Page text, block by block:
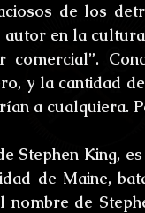
Tenebris
del Horror
hic
de los
en la
comercial”.
y la cantidad
a cualquiera.
Stephen King,
de Maine,
de